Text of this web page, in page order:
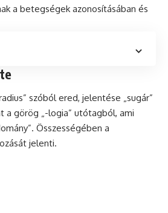
a betegségek azonosításában és
szóból ered, jelentése „sugár”
a görög „-logia” utótagból, ami
Összességében a
jelenti.